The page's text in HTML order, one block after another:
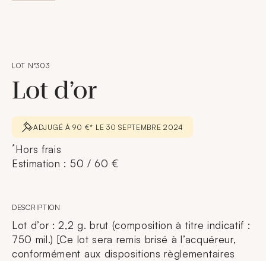
LOT N°303
Lot d’or
ADJUGÉ À 90 €* LE 30 SEPTEMBRE 2024
*Hors frais
Estimation : 50 / 60 €
DESCRIPTION
Lot d’or : 2,2 g. brut (composition à titre indicatif :
750 mil.) [Ce lot sera remis brisé à l’acquéreur,
conformément aux dispositions règlementaires